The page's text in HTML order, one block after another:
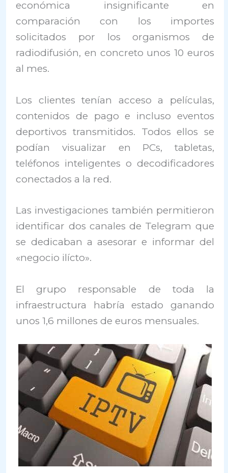
económica insignificante en
comparación con los importes
solicitados por los organismos de
radiodifusión, en concreto unos 10 euros
al mes.
Los clientes tenían acceso a películas,
contenidos de pago e incluso eventos
deportivos transmitidos. Todos ellos se
podían visualizar en PCs, tabletas,
teléfonos inteligentes o decodificadores
conectados a la red.
Las investigaciones también permitieron
identificar dos canales de Telegram que
se dedicaban a asesorar e informar del
«negocio ilícto».
El grupo responsable de toda la
infraestructura habría estado ganando
unos 1,6 millones de euros mensuales.